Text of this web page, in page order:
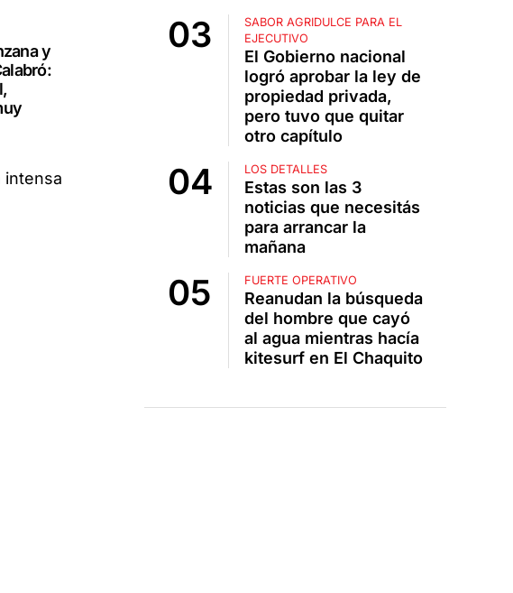
y
intensa
SABOR AGRIDULCE PARA EL
EJECUTIVO
El Gobierno nacional
logró aprobar la ley de
propiedad privada,
pero tuvo que quitar
otro capítulo
LOS DETALLES
Estas son las 3
noticias que necesitás
para arrancar la
mañana
FUERTE OPERATIVO
Reanudan la búsqueda
del hombre que cayó
al agua mientras hacía
kitesurf en El Chaquito